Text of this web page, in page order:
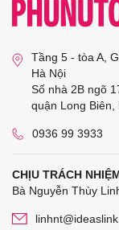
Tầng 5 - tòa A,
Hà Nội
Số nhà 2B ngõ
quận Long Biên,
0936 99 3933
CHỊU TRÁCH
Bà Nguyễn Thùy